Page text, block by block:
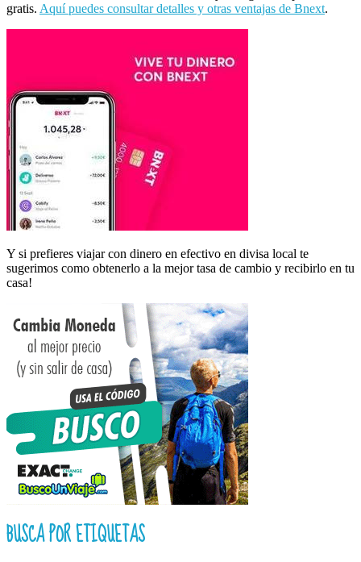
gratis. Aquí puedes consultar detalles y otras ventajas de Bnext.
Y si prefieres viajar con dinero en efectivo en divisa local te
sugerimos como obtenerlo a la mejor tasa de cambio y recibirlo en tu
casa!
BUSCA POR ETIQUETAS